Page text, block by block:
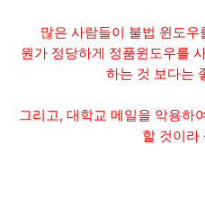
많은 사람들이 불법 윈도
뭔가 정당하게 정품윈도우를
하는 것 보다는
그리고, 대학교 메일을 악용하
할 것이라